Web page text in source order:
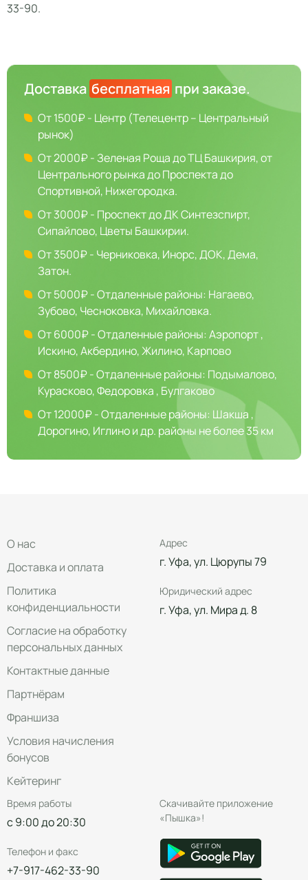
33-90.
Доставка бесплатная при заказе.
От 1500₽ - Центр (Телецентр – Центральный
рынок)
От 2000₽ - Зеленая Роща до ТЦ Башкирия, от
Центрального рынка до Проспекта до
Спортивной, Нижегородка.
От 3000₽ - Проспект до ДК Синтезспирт,
Сипайлово, Цветы Башкирии.
От 3500₽ - Черниковка, Инорс, ДОК, Дема,
Затон.
От 5000₽ - Отдаленные районы: Нагаево,
Зубово, Чесноковка, Михайловка.
От 6000₽ - Отдаленные районы: Аэропорт ,
Искино, Акбердино, Жилино, Карпово
От 8500₽ - Отдаленные районы: Подымалово,
Курасково, Федоровка , Булгаково
От 12000₽ - Отдаленные районы: Шакша ,
Дорогино, Иглино и др. районы не более 35 км
О нас
Доставка и оплата
Политика
конфиденциальности
Согласие на обработку
персональных данных
Контактные данные
Партнёрам
Франшиза
Условия начисления
бонусов
Кейтеринг
Адрес
г. Уфа, ул. Цюрупы 79
Юридический адрес
г. Уфа, ул. Мира д. 8
Время работы
с 9:00 до 20:30
Телефон и факс
+7-917-462-33-90
Скачивайте приложение
«Пышка»!